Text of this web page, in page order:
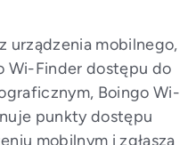
urządzenia mobilnego,
Wi-Finder dostępu do
Boingo Wi-
punkty dostępu
mobilnym i zgłasza